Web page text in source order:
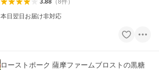
3.88（8件）
本日翌日お届け非対応
ローストポーク 薩摩ファームブロストの黒糖